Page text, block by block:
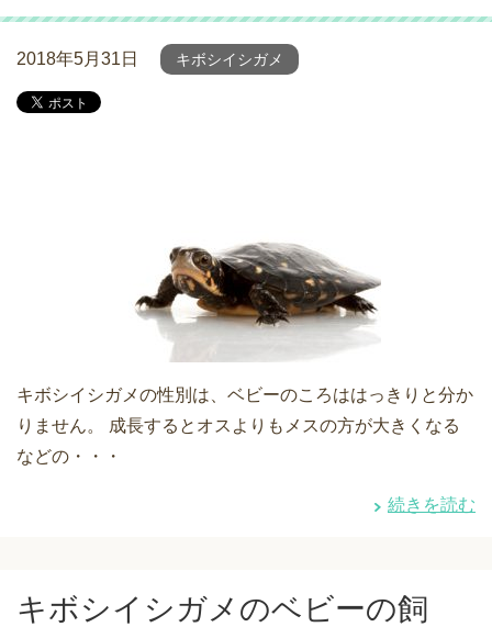
2018年5月31日 キボシイシガメ
キボシイシガメの性別は、ベビーのころははっきりと分か
りません。 成長するとオスよりもメスの方が大きくなる
などの・・・
続きを読む
キボシイシガメのベビーの飼